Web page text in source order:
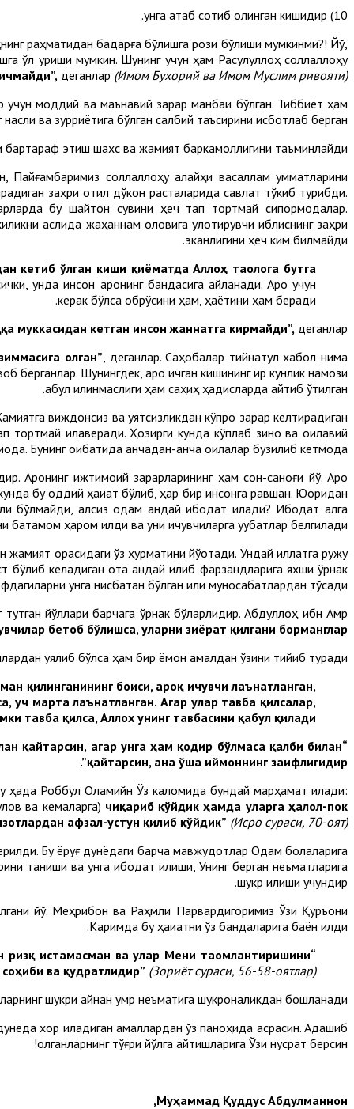
10) унга атаб сотиб олинган кишидир.
раҳматидан бадарға бўлишга рози бўлиши мумкинми?! Йўқ,
қўл уриши мумкин. Шунинг учун ҳам Расулуллоҳ соллаллоҳу
, деганлар (Имом Бухорий ва Имом Муслим ривояти).
учун моддий ва маънавий зарар манбаи бўлган. Тиббиёт ҳам
ва зурриётига бўлган салбий таъсирини исботлаб берган.
бартараф этиш шахс ва жамият баркамоллигини таъминлайди.
Пайғамбаримиз соллаллоҳу алайҳи васаллам умматларини
заҳри қотил дўкон расталарида савлат тўкиб турибди.
бу шайтон сувини ҳеч тап тортмай сипқормоқдалар.
аслида жаҳаннам оловига улоқтирувчи иблиснинг заҳри
эканлигини ҳеч ким билмайди.
кетиб ўлган киши қиёматда Аллоҳ таолога бутга
унда инсон ароқнинг бандасига айланади. Ароқ учун
керак бўлса обрўсини ҳам, ҳаётини ҳам беради.
муккасидан кетган инсон жаннатга кирмайди”, деганлар.
олган” , деганлар. Саҳобалар тийнатул хабол нима
берганлар. Шунингдек, ароқ ичган кишининг қирқ кунлик намози
қабул қилинмаслиги ҳам саҳиҳ ҳадисларда айтиб ўтилган.
виждонсиз ва уятсизликдан кўпроқ зарар келтирадиган
тортмай қилаверади. Ҳозирги кунда кўплаб зино ва оилавий
Бунинг оқибатида қанчадан-қанча оилалар бузилиб кетмоқда.
ижтимоий зарарларининг ҳам сон-саноғи йўқ. Ароқ
бу оддий ҳақиқат бўлиб, ҳар бир инсонга равшан. Юқоридан
бўлмайди, ақлсиз одам қандай ибодат қилади? Ибодат ақлга
ҳаром қилди ва уни ичувчиларга уқубатлар белгилади.
жамият орасидаги ўз ҳурматини йўқотади. Ундай иллатга ружу
келадиган ота қандай қилиб фарзандларига яхши ўрнак
унга нисбатан бўлган илиқ муносабатлардан тўсади.
йўллари барчага ўрнак бўларлидир. Абдуллоҳ ибн Амр
бетоб бўлишса, уларни зиёрат қилгани борманглар”.
уялиб бўлса ҳам бир ёмон амалдан ўзини тийиб туради.
қилинганининг боиси, ароқ ичувчи лаънатланган,
уч марта лаънатланган. Агар улар тавба қилсалар,
тавба қилса, Аллох унинг тавбасини қабул қилади”.
қайтарсин, агар унга ҳам қодир бўлмаса қалби билан
қайтарсин, ана ўша иймоннинг заифлигидир”.
ҳақда Роббул Оламийн Ўз каломида бундай марҳамат қилади:
ва кемаларга) чиқариб қўйдик ҳамда уларга ҳалол-пок
афзал-устун қилиб қўйдик” (Исро сураси, 70-оят).
Бу ёруғ дунёдаги барча мавжудотлар Одам болаларига
таниши ва унга ибодат қилиши, Унинг берган неъматларига
шукр қилиши учундир.
йўқ. Меҳрибон ва Раҳмли Парвардигоримиз Ўзи Қуръони
Каримда бу ҳақиқатни ўз бандаларига баён қилди.
“Мен жин ва инсни фақат Ўзимга ибодат қилишлари учунгина яратдим.
ризқ истамасман ва улар Мени таомлантиришини
ва қудратлидир” (Зориёт сураси, 56-58-оятлар).
шукри айнан умр неъматига шукроналикдан бошланади.
хор қиладиган амаллардан ўз паноҳида асрасин. Адашиб
қолганларнинг тўғри йўлга қайтишларига Ўзи нусрат берсин!
Муҳаммад Қуддус Абдулманнон,